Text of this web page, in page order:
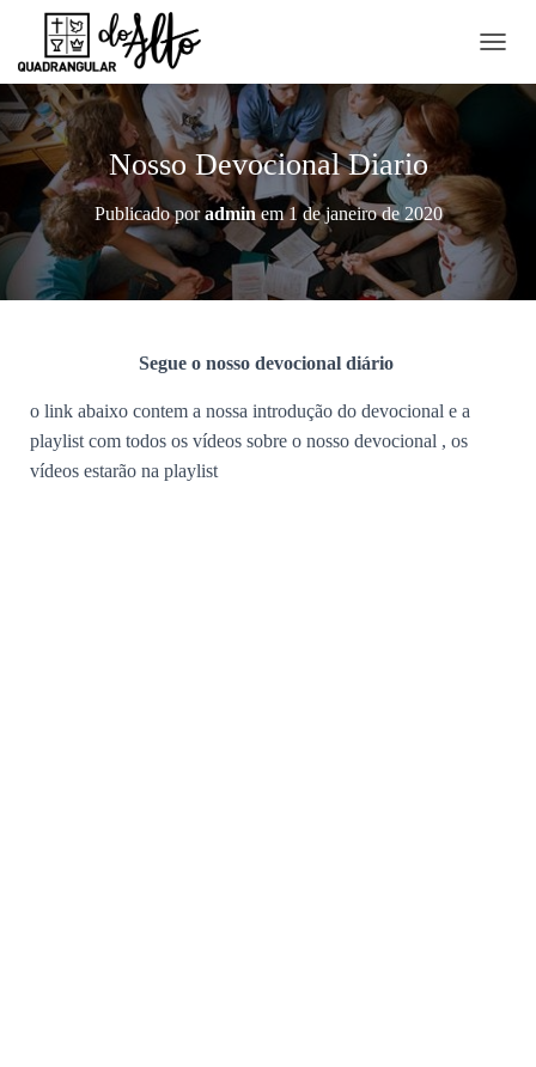
L
A
A
Nosso Devocional Diario
Publicado poradminem1 de janeiro de 2020
Segue o nosso devocional diário
o link abaixo contem a nossa introdução do devocional e a
playlist com todos os vídeos sobre o nosso devocional , os
vídeos estarão na playlist